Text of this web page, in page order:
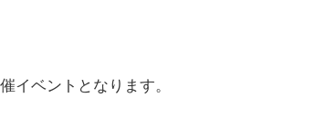
イベントとなります。